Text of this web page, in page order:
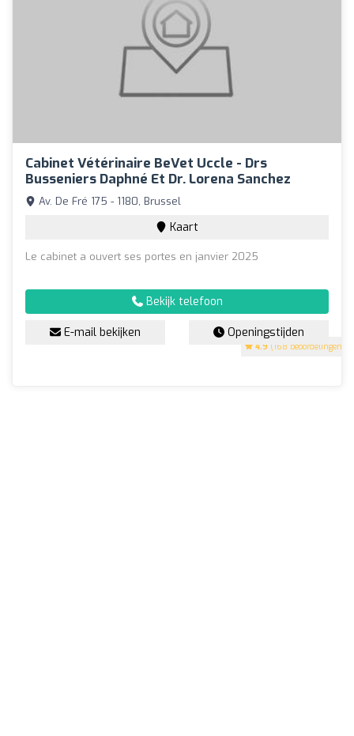
Cabinet Vétérinaire BeVet Uccle - Drs
Busseniers Daphné Et Dr. Lorena Sanchez
4.9 (168 beoordelingen)
Av. De Fré 175 - 1180, Brussel
Kaart
Le cabinet a ouvert ses portes en janvier 2025
Bekijk telefoon
E-mail bekijken Openingstijden